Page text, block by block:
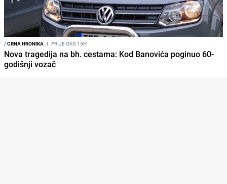
/CRNA HRONIKA I PRIJE OKO 15H
Nova tragedija na bh. cestama: Kod Banovića poginuo 60-
godišnji vozač